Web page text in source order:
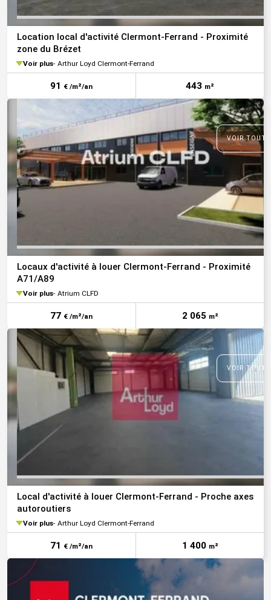
Location local d'activité Clermont-Ferrand - Proximité
zone du Brézet
Voir plus Arthur Loyd Clermont-Ferrand
91 € /m²/an 443 m²
VOIR
Locaux d'activité à louer Clermont-Ferrand - Proximité
A71/A89
Voir plus Atrium CLFD
77 € /m²/an 2 065 m²
VOIR
Local d'activité à louer Clermont-Ferrand - Proche axes
autoroutiers
Voir plus Arthur Loyd Clermont-Ferrand
71 € /m²/an 1 400 m²